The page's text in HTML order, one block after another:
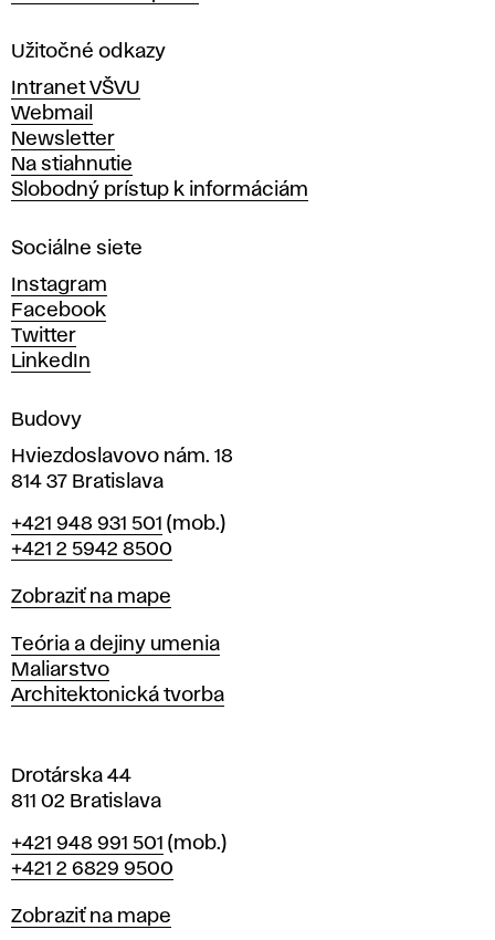
a
ý
t
v
a
r
ý
c
h
u
m
e
í
v
r
a
i
l
a
v
Užitočné odkazy
Intranet VŠVU
Webmail
Newsletter
Na stiahnutie
Slobodný prístup k informáciám
Sociálne siete
Instagram
Facebook
Twitter
LinkedIn
Budovy
Hviezdoslavovo nám. 18
814 37 Bratislava
Telefón
+421 948 931 501 (mob.)
+421 2 5942 8500
Mapa
Zobraziť na mape
Katedry
Teória a dejiny umenia
Maliarstvo
Architektonická tvorba
Drotárska 44
811 02 Bratislava
Telefón
+421 948 991 501 (mob.)
+421 2 6829 9500
Mapa
Zobraziť na mape